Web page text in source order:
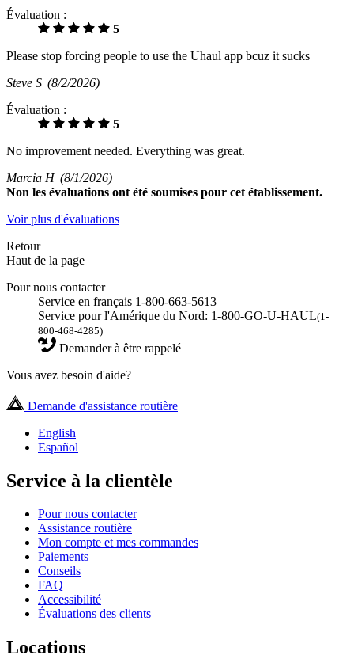
Évaluation :
5
Please stop forcing people to use the Uhaul app bcuz it sucks
Steve S (8/2/2026)
Évaluation :
5
No improvement needed. Everything was great.
Marcia H (8/1/2026)
Non les évaluations ont été soumises pour cet établissement.
Voir plus d'évaluations
Retour
Haut de la page
Pour nous contacter
Service en français 1-800-663-5613
Service pour l'Amérique du Nord: 1-800-GO-U-HAUL(1-
800-468-4285)
Demander à être rappelé
Vous avez besoin d'aide?
Demande d'assistance routière
English
Español
Service à la clientèle
Pour nous contacter
Assistance routière
Mon compte et mes commandes
Paiements
Conseils
FAQ
Accessibilité
Évaluations des clients
Locations